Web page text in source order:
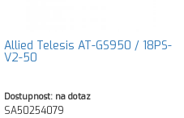
Allied Telesis AT-GS950 / 18PS-
V2-50
Dostupnost: na dotaz
SA50254079